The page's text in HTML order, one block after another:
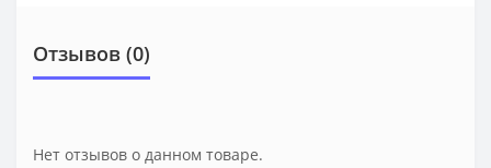
Отзывов (0)
Нет отзывов о данном товаре.